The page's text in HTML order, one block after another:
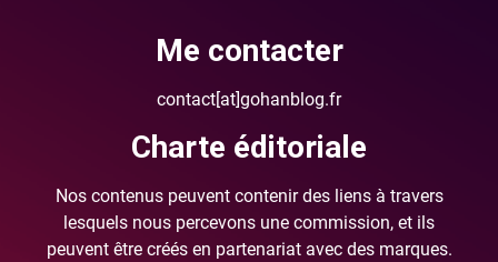
Me contacter
contact[at]gohanblog.fr
Charte éditoriale
Nos contenus peuvent contenir des liens à travers
lesquels nous percevons une commission, et ils
peuvent être créés en partenariat avec des marques.